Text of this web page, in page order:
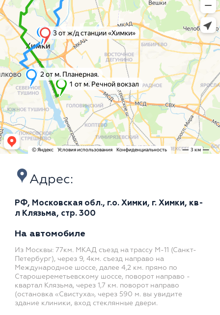
Адрес:
РФ, Московская обл., г.о. Химки, г. Химки, кв-
л Клязьма, стр. 300
На автомобиле
Из Москвы: 77км. МКАД съезд на трассу М-11 (Санкт-
Петербург), через 9, 4км. съезд направо на
Международное шоссе, далее 4,2 км. прямо по
Старошереметьевскому шоссе, поворот направо -
квартал Клязьма, через 1,7 км. поворот направо
(остановка «Свистуха», через 590 м. вы увидите
здание клиники, вход стеклянные двери.